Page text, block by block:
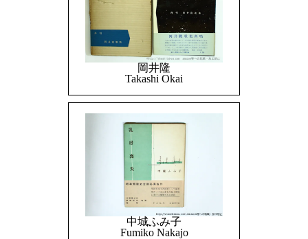
岡井隆
Takashi Okai
中城ふみ子
Fumiko Nakajo